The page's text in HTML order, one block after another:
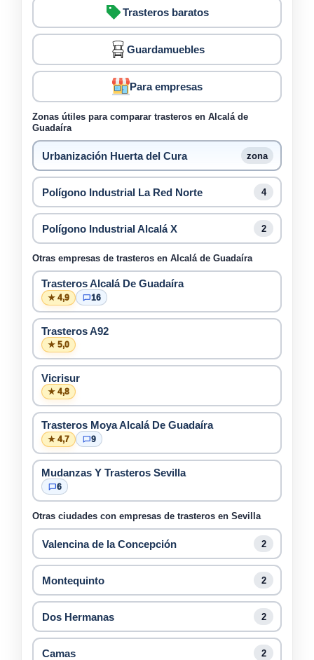
Trasteros baratos
Guardamuebles
Para empresas
Zonas útiles para comparar trasteros en Alcalá de
Guadaíra
Urbanización Huerta del Cura zona
Polígono Industrial La Red Norte 4
Polígono Industrial Alcalá X 2
Otras empresas de trasteros en Alcalá de Guadaíra
Trasteros Alcalá De Guadaíra
★ 4,9 16
Trasteros A92
★ 5,0
Vicrisur
★ 4,8
Trasteros Moya Alcalá De Guadaíra
★ 4,7 9
Mudanzas Y Trasteros Sevilla
6
Otras ciudades con empresas de trasteros en Sevilla
Valencina de la Concepción 2
Montequinto 2
Dos Hermanas 2
Camas 2